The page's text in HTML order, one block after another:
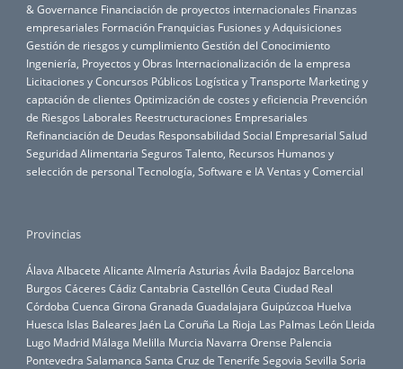
& Governance Financiación de proyectos internacionales Finanzas
empresariales Formación Franquicias Fusiones y Adquisiciones
Gestión de riesgos y cumplimientoGestión del Conocimiento
Ingeniería, Proyectos y Obras Internacionalización de la empresa
Licitaciones y Concursos Públicos Logística y Transporte Marketing y
captación de clientes Optimización de costes y eficiencia Prevención
de Riesgos Laborales Reestructuraciones Empresariales
Refinanciación de Deudas Responsabilidad Social Empresarial Salud
Seguridad Alimentaria Seguros Talento, Recursos Humanos y
selección de personal Tecnología, Software e IA Ventas y Comercial
Provincias
Álava Albacete Alicante Almería Asturias Ávila Badajoz Barcelona
Burgos Cáceres Cádiz Cantabria CastellónCeuta Ciudad Real
Córdoba Cuenca Girona Granada Guadalajara Guipúzcoa Huelva
Huesca Islas Baleares Jaén La Coruña La Rioja Las Palmas León Lleida
Lugo Madrid Málaga Melilla Murcia Navarra Orense Palencia
Pontevedra Salamanca Santa Cruz de Tenerife Segovia Sevilla Soria